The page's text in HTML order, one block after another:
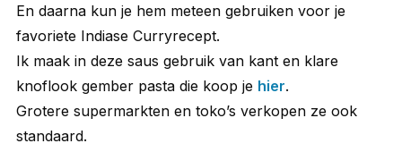
En daarna kun je hem meteen gebruiken voor je
favoriete Indiase Curryrecept.
Ik maak in deze saus gebruik van kant en klare
knoflook gember pasta die koop je hier.
Grotere supermarkten en toko’s verkopen ze ook
standaard.